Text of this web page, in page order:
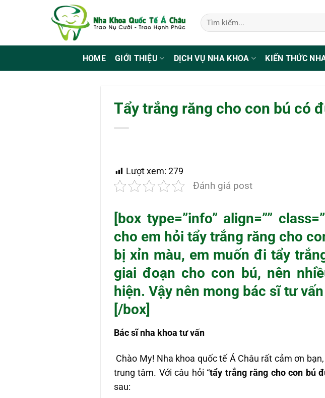
HOME GIỚI THIỆU DỊCH VỤ NHA KHOA KIẾN THỨC
Tẩy trắng răng cho con bú có
Lượt xem: 279
Đánh giá post
[box type=”info” align=””
cho em hỏi tẩy trắng răng cho
bị xỉn màu, em muốn đi tẩy
giai đoạn cho con bú, nên
hiện. Vậy nên mong bác sĩ tư
[/box]
Bác sĩ nha khoa tư vấn
Chào My! Nha khoa quốc tế Á Châu rất cảm ơn
trung tâm. Với câu hỏi “tẩy trắng răng cho con bú
sau: